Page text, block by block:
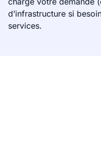
d’infrastructure si
services.